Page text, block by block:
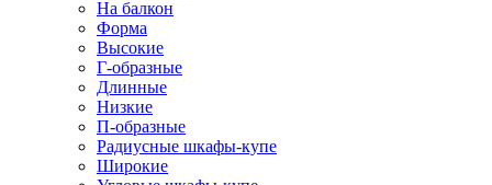
На балкон
Форма
Высокие
Г-образные
Длинные
Низкие
П-образные
Радиусные шкафы-купе
Широкие